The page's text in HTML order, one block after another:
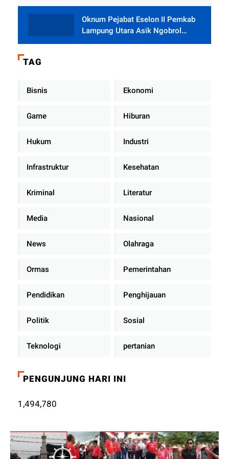
Oknum Pejabat Eselon II Pemkab
Lampung Utara Asik Ngobrol
Dengan Teman Kencan Wanitanya
TAG
Bisnis Ekonomi
Game Hiburan
Hukum Industri
Infrastruktur Kesehatan
Kriminal Literatur
Media Nasional
News Olahraga
Ormas Pemerintahan
Pendidikan Penghijauan
Politik Sosial
Teknologi pertanian
PENGUNJUNG HARI INI
1,494,780